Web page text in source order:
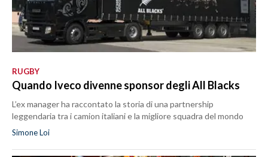
RUGBY
Quando Iveco divenne sponsor degli All Blacks
L’ex manager ha raccontato la storia di una partnership
leggendaria tra i camion italiani e la migliore squadra del mondo
Simone Loi